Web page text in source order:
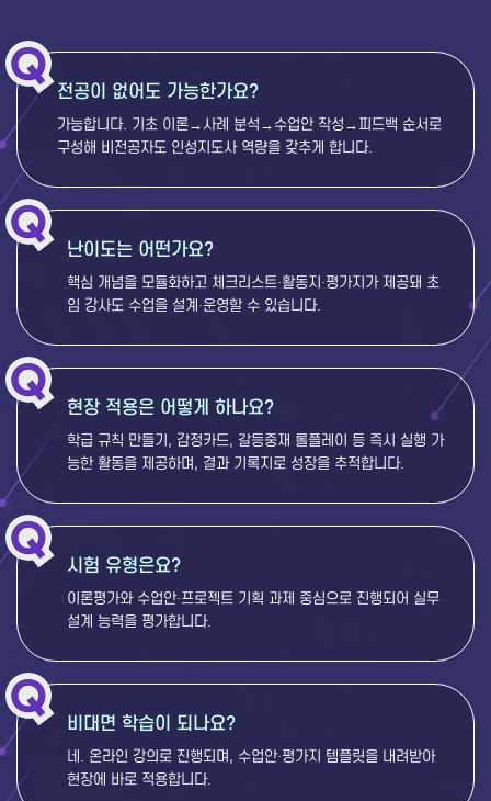
전공이 없어도 가능한가요?
가능합니다. 기초 이론→사례 분석→수업안 작성→피드백 순서로
구성해 비전공자도 인성지도사 역량을 갖추게 합니다.
난이도는 어떤가요?
핵심 개념을 모듈화하고 체크리스트·활동지·평가지가 제공돼 초
임 강사도 수업을 설계·운영할 수 있습니다.
현장 적용은 어떻게 하나요?
학급 규칙 만들기, 감정카드, 갈등중재 롤플레이 등 즉시 실행 가
능한 활동을 제공하며, 결과 기록지로 성장을 추적합니다.
시험 유형은요?
이론평가와 수업안·프로젝트 기획 과제 중심으로 진행되어 실무
설계 능력을 평가합니다.
비대면 학습이 되나요?
네. 온라인 강의로 진행되며, 수업안·평가지 템플릿을 내려받아
현장에 바로 적용합니다.